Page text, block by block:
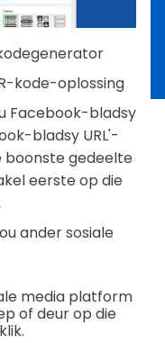
kode-oplossing
Facebook-bladsy
bladsy URL'-
boonste gedeelte
eerste op die
ander sosiale
media platform
of deur op die